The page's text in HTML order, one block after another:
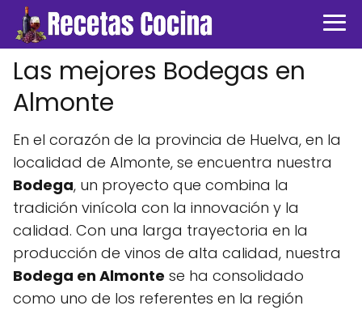
Las mejores Bodegas en
Almonte
En el corazón de la provincia de Huelva, en la
localidad de Almonte, se encuentra nuestra
Bodega, un proyecto que combina la
tradición vinícola con la innovación y la
calidad. Con una larga trayectoria en la
producción de vinos de alta calidad, nuestra
Bodega en Almonte se ha consolidado
como uno de los referentes en la región